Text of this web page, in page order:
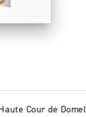
Cour de